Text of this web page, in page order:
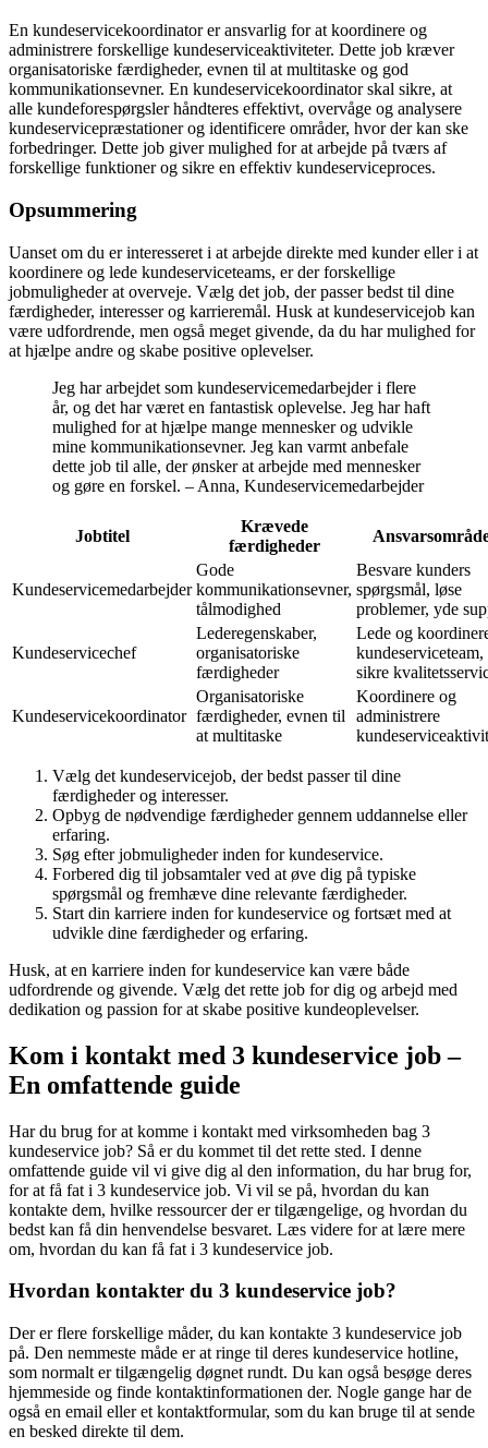
En kundeservicekoordinator er ansvarlig for at koordinere og
administrere forskellige kundeserviceaktiviteter. Dette job kræver
organisatoriske færdigheder, evnen til at multitaske og god
kommunikationsevner. En kundeservicekoordinator skal sikre, at
alle kundeforespørgsler håndteres effektivt, overvåge og analysere
kundeservicepræstationer og identificere områder, hvor der kan ske
forbedringer. Dette job giver mulighed for at arbejde på tværs af
forskellige funktioner og sikre en effektiv kundeserviceproces.
Opsummering
Uanset om du er interesseret i at arbejde direkte med kunder eller i at
koordinere og lede kundeserviceteams, er der forskellige
jobmuligheder at overveje. Vælg det job, der passer bedst til dine
færdigheder, interesser og karrieremål. Husk at kundeservicejob kan
være udfordrende, men også meget givende, da du har mulighed for
at hjælpe andre og skabe positive oplevelser.
Jeg har arbejdet som kundeservicemedarbejder i flere
år, og det har været en fantastisk oplevelse. Jeg har haft
mulighed for at hjælpe mange mennesker og udvikle
mine kommunikationsevner. Jeg kan varmt anbefale
dette job til alle, der ønsker at arbejde med mennesker
og gøre en forskel. – Anna, Kundeservicemedarbejder
Jobtitel
Krævede
færdigheder
Kundeservicemedarbejder
Gode
kommunikationsevner,
tålmodighed
Besvare kunders
spørgsmål, løse
problemer, yde
Kundeservicechef
Lederegenskaber,
organisatoriske
færdigheder
Lede og
kundeserviceteam,
sikre
Kundeservicekoordinator
Organisatoriske
færdigheder, evnen til
at multitaske
Koordinere og
administrere
Vælg det kundeservicejob, der bedst passer til dine
færdigheder og interesser.
Opbyg de nødvendige færdigheder gennem uddannelse eller
erfaring.
Søg efter jobmuligheder inden for kundeservice.
Forbered dig til jobsamtaler ved at øve dig på typiske
spørgsmål og fremhæve dine relevante færdigheder.
Start din karriere inden for kundeservice og fortsæt med at
udvikle dine færdigheder og erfaring.
Husk, at en karriere inden for kundeservice kan være både
udfordrende og givende. Vælg det rette job for dig og arbejd med
dedikation og passion for at skabe positive kundeoplevelser.
Kom i kontakt med 3 kundeservice job –
En omfattende guide
Har du brug for at komme i kontakt med virksomheden bag 3
kundeservice job? Så er du kommet til det rette sted. I denne
omfattende guide vil vi give dig al den information, du har brug for,
for at få fat i 3 kundeservice job. Vi vil se på, hvordan du kan
kontakte dem, hvilke ressourcer der er tilgængelige, og hvordan du
bedst kan få din henvendelse besvaret. Læs videre for at lære mere
om, hvordan du kan få fat i 3 kundeservice job.
Hvordan kontakter du 3 kundeservice job?
Der er flere forskellige måder, du kan kontakte 3 kundeservice job
på. Den nemmeste måde er at ringe til deres kundeservice hotline,
som normalt er tilgængelig døgnet rundt. Du kan også besøge deres
hjemmeside og finde kontaktinformationen der. Nogle gange har de
også en email eller et kontaktformular, som du kan bruge til at sende
en besked direkte til dem.